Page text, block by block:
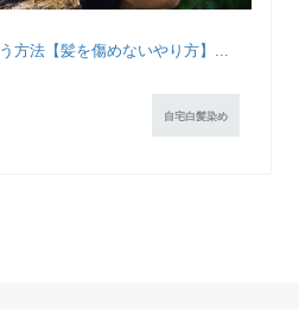
方法【髪を傷めないやり方】...
自宅白髪染め